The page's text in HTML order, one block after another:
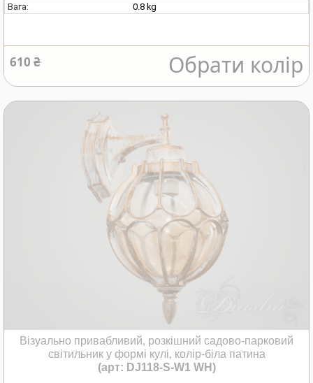
Вага:
0.8 kg
610 ₴ Обрати колір
Візуально привабливий, розкішний садово-парковий
світильник у формі кулі, колір-біла патина
(арт: DJ118-S-W1 WH)